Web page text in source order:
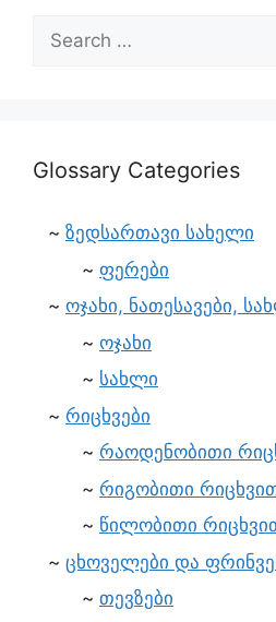
Glossary Categories
ზედსართავი სახელი
ფერები
ოჯახი, ნათესავები,
ოჯახი
სახლი
რიცხვები
რაოდენობითი
რიგობითი
წილობითი
ცხოველები და
თევზები